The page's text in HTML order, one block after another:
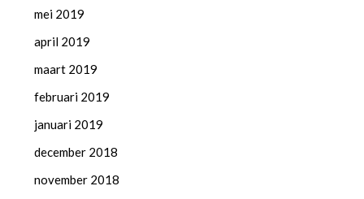
mei 2019
april 2019
maart 2019
februari 2019
januari 2019
december 2018
november 2018